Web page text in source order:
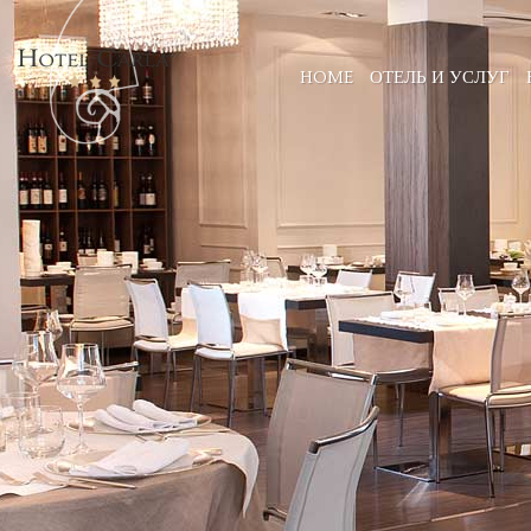
HOME ОТЕЛЬ И УСЛУГ